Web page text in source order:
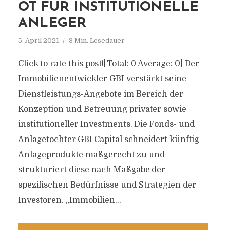
OT FÜR INSTITUTIONELLE
ANLEGER
5. April 2021 3 Min. Lesedauer
Click to rate this post![Total: 0 Average: 0] Der
Immobilienentwickler GBI verstärkt seine
Dienstleistungs-Angebote im Bereich der
Konzeption und Betreuung privater sowie
institutioneller Investments. Die Fonds- und
Anlagetochter GBI Capital schneidert künftig
Anlageprodukte maßgerecht zu und
strukturiert diese nach Maßgabe der
spezifischen Bedürfnisse und Strategien der
Investoren. „Immobilien...